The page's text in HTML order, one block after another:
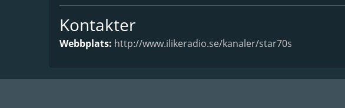
Kontakter
Webbplats: http://www.ilikeradio.se/kanaler/star70s